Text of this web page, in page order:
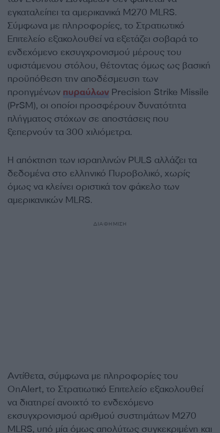
εγκαταλείπει τα αμερικανικά M270 MLRS.
Σύμφωνα με πληροφορίες, το Στρατιωτικό
Επιτελείο εξακολουθεί να εξετάζει σοβαρά το
ενδεχόμενο εκσυγχρονισμού μέρους του
υφιστάμενου στόλου, θέτοντας όμως ως βασική
προϋπόθεση την αποδέσμευση των
προηγμένων πυραύλων Precision Strike Missile
(PrSM), οι οποίοι προσφέρουν δυνατότητα
πλήγματος στόχων σε αποστάσεις που
ξεπερνούν τα 300 χιλιόμετρα.
Η απόκτηση των ισραηλινών PULS αλλάζει τα
δεδομένα στο ελληνικό Πυροβολικό, χωρίς
όμως να κλείνει οριστικά τον φάκελο των
αμερικανικών MLRS.
ΔΙΑΦΗΜΙΣΗ
Αντίθετα, σύμφωνα με πληροφορίες του
OnAlert, το Στρατιωτικό Επιτελείο εξακολουθεί
να διατηρεί ανοιχτό το ενδεχόμενο
εκσυγχρονισμού αριθμού συστημάτων M270
MLRS, υπό μία όμως απολύτως συγκεκριμένη και